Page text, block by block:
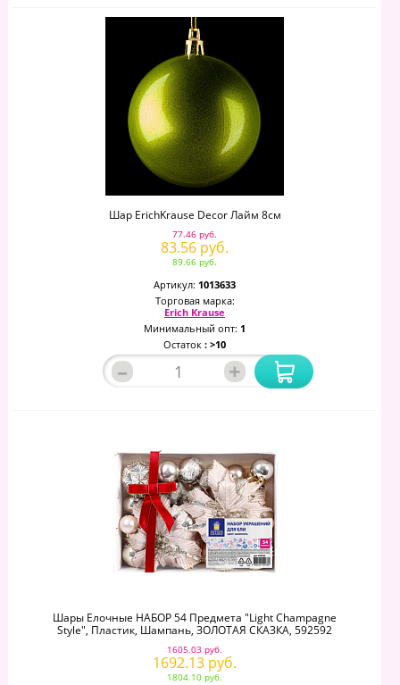
Шар ErichKrause Decor Лайм 8см
77.46 руб.
83.56 руб.
89.66 руб.
Артикул: 1013633
Торговая марка:
Erich Krause
Минимальный опт: 1
Остаток : >10
– +
Шары Елочные НАБОР 54 Предмета "Light Champagne
Style", Пластик, Шампань, ЗОЛОТАЯ СКАЗКА, 592592
1605.03 руб.
1692.13 руб.
1804.10 руб.